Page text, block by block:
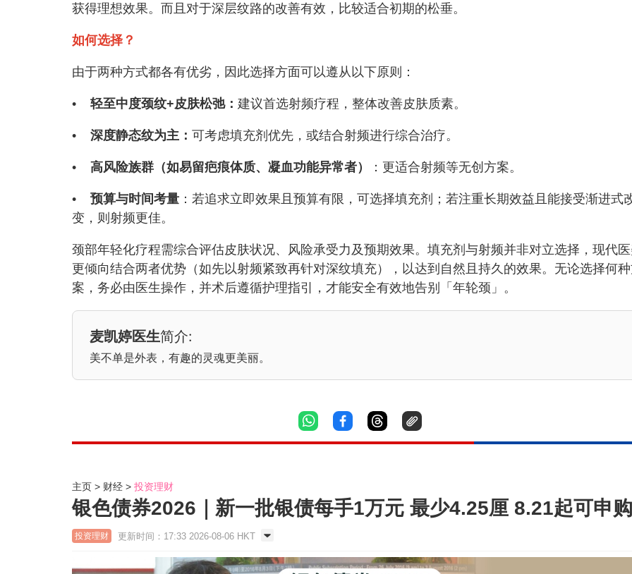
获得理想效果。而且对于深层纹路的改善有效，比较适合初期的松垂。
如何选择？
由于两种方式都各有优劣，因此选择方面可以遵从以下原则：
• 轻至中度颈纹+皮肤松弛： 建议首选射频疗程，整体改善皮肤质素。
• 深度静态纹为主： 可考虑填充剂优先，或结合射频进行综合治疗。
• 高风险族群（如易留疤痕体质、凝血功能异常者） ：更适合射频等无创方案。
• 预算与时间考量 ：若追求立即效果且预算有限，可选择填充剂；若注重长期效益且能接受渐进式
变，则射频更佳。
颈部年轻化疗程需综合评估皮肤状况、风险承受力及预期效果。填充剂与射频并非对立选择，现代
更倾向结合两者优势（如先以射频紧致再针对深纹填充），以达到自然且持久的效果。无论选择何
案，务必由医生操作，并术后遵循护理指引，才能安全有效地告别「年轮颈」。
麦凯婷医生简介:
美不单是外表，有趣的灵魂更美丽。
主页 财经 投资理财
银色债券2026｜新一批银债每手1万元 最少4.25厘 8.21起可申
投资理财 更新时间：17:33 2026-08-06 HKT